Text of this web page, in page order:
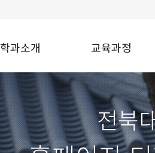
학과소개 교육과정
전북